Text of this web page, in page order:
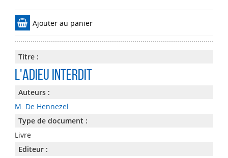
Ajouter au panier
Titre :
L'adieu interdit
Auteurs :
M. De Hennezel
Type de document :
Livre
Editeur :